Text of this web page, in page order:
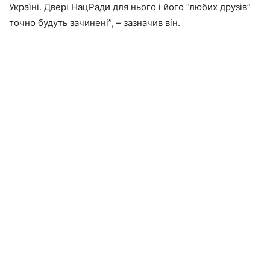
Україні. Двері НацРади для нього і його “любих друзів”
точно будуть зачинені”, – зазначив він.